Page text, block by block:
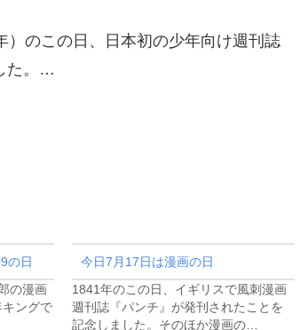
）のこの日、日本初の少年向け週刊誌
た。…
の日
の漫画
キングで
今日7月17日は漫画の日
1841年のこの日、イギリスで風刺漫画
週刊誌『パンチ』が発刊されたことを
記念しました。そのほか漫画の…